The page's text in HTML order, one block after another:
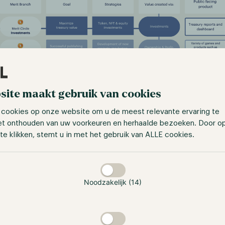
maakt gebruik van cookies
cookies op onze website om u de meest relevante ervaring te
onthouden van uw voorkeuren en herhaalde bezoeken. Door
klikken, stemt u in met het gebruik van ALLE cookies.
Noodzakelijk (14)
merit-circle/merit-circle-and-usdbeam/
distribution
oplossing om dit probleem aan te pakken is de Merit
Autonomous Organization (DAO), met zijn Beam-netwerk en
heeft als doel om gaming te revolutioneren door
- die elk op hun eigen manier waarde toevoegen aan de